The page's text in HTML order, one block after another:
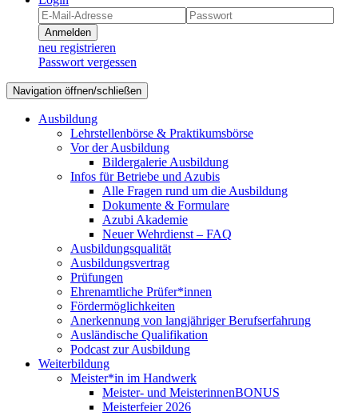
Anmelden
neu registrieren
Passwort vergessen
Navigation öffnen/schließen
Ausbildung
Lehrstellenbörse & Praktikumsbörse
Vor der Ausbildung
Bildergalerie Ausbildung
Infos für Betriebe und Azubis
Alle Fragen rund um die Ausbildung
Dokumente & Formulare
Azubi Akademie
Neuer Wehrdienst – FAQ
Ausbildungsqualität
Ausbildungsvertrag
Prüfungen
Ehrenamtliche Prüfer*innen
Fördermöglichkeiten
Anerkennung von langjähriger Berufserfahrung
Ausländische Qualifikation
Podcast zur Ausbildung
Weiterbildung
Meister*in im Handwerk
Meister- und MeisterinnenBONUS
Meisterfeier 2026